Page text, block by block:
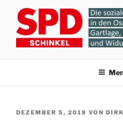
Inhalt
springen
VERÖFFENTLICHT
DEZEMBER 5, 2018 VON